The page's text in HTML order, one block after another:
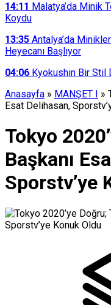
14:11 Malatya’da Minik
Koydu
13:35 Antalya’da
Heyecanı Başlıyor
04:06 Kyokushin Bir Stil
Anasayfa » MANŞET I »
Esat Delihasan,
Tokyo
Başkanı
Sporstv’ye